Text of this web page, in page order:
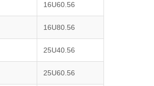
16U60.56
16U80.56
25U40.56
25U60.56